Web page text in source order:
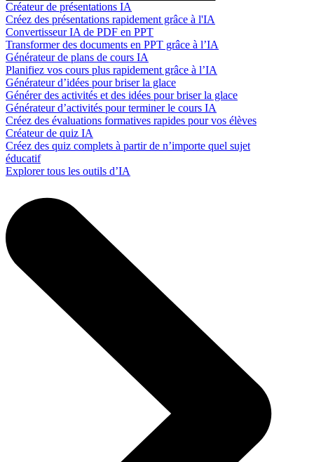
Créateur de présentations IA
Créez des présentations rapidement grâce à l'IA
Convertisseur IA de PDF en PPT
Transformer des documents en PPT grâce à l’IA
Générateur de plans de cours IA
Planifiez vos cours plus rapidement grâce à l’IA
Générateur d’idées pour briser la glace
Générer des activités et des idées pour briser la glace
Générateur d’activités pour terminer le cours IA
Créez des évaluations formatives rapides pour vos élèves
Créateur de quiz IA
Créez des quiz complets à partir de n’importe quel sujet
éducatif
Explorer tous les outils d’IA